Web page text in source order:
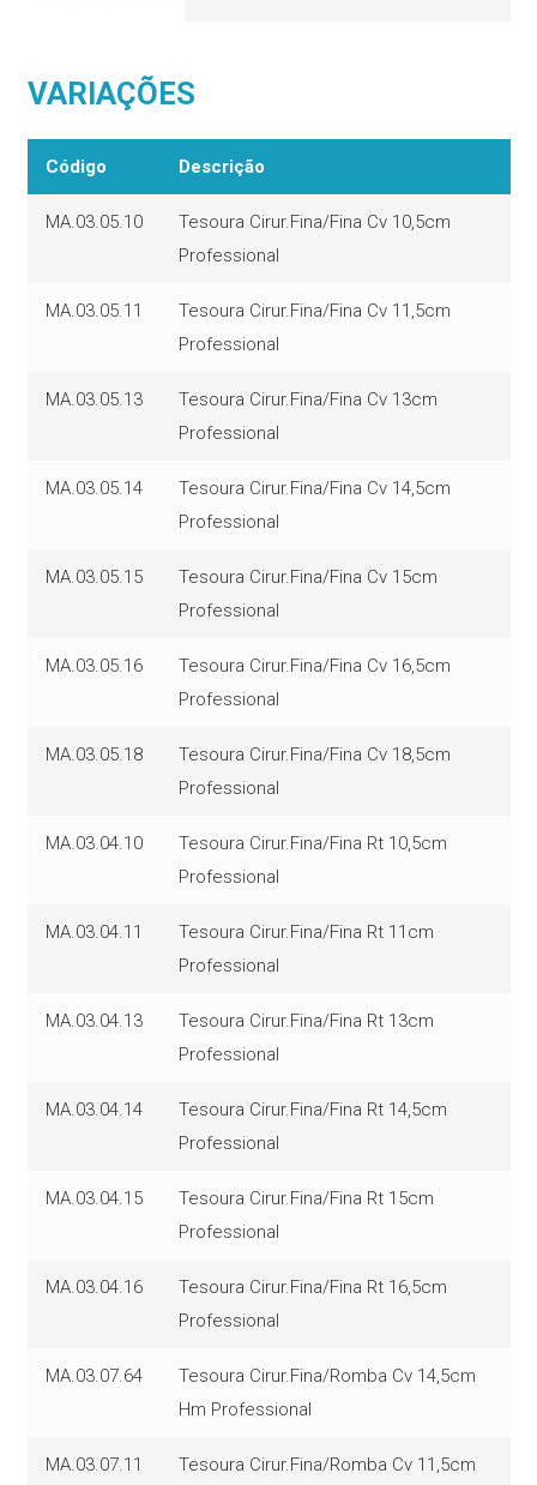
VARIAÇÕES
Código Descrição
MA.03.05.10
Tesoura Cirur.Fina/Fina Cv 10,5cm
Professional
MA.03.05.11
Tesoura Cirur.Fina/Fina Cv 11,5cm
Professional
MA.03.05.13
Tesoura Cirur.Fina/Fina Cv 13cm
Professional
MA.03.05.14
Tesoura Cirur.Fina/Fina Cv 14,5cm
Professional
MA.03.05.15
Tesoura Cirur.Fina/Fina Cv 15cm
Professional
MA.03.05.16
Tesoura Cirur.Fina/Fina Cv 16,5cm
Professional
MA.03.05.18
Tesoura Cirur.Fina/Fina Cv 18,5cm
Professional
MA.03.04.10
Tesoura Cirur.Fina/Fina Rt 10,5cm
Professional
MA.03.04.11
Tesoura Cirur.Fina/Fina Rt 11cm
Professional
MA.03.04.13
Tesoura Cirur.Fina/Fina Rt 13cm
Professional
MA.03.04.14
Tesoura Cirur.Fina/Fina Rt 14,5cm
Professional
MA.03.04.15
Tesoura Cirur.Fina/Fina Rt 15cm
Professional
MA.03.04.16
Tesoura Cirur.Fina/Fina Rt 16,5cm
Professional
MA.03.07.64
Tesoura Cirur.Fina/Romba Cv 14,5cm
Hm Professional
MA.03.07.11
Tesoura Cirur.Fina/Romba Cv 11,5cm